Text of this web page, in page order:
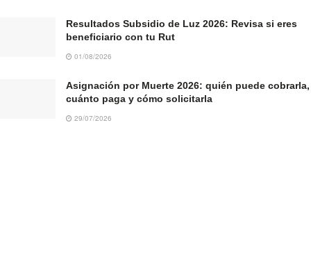
Resultados Subsidio de Luz 2026: Revisa si eres
beneficiario con tu Rut
01/08/2026
Asignación por Muerte 2026: quién puede cobrarla,
cuánto paga y cómo solicitarla
29/07/2026